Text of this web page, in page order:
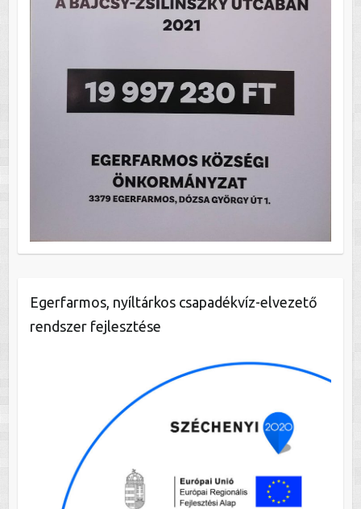
Egerfarmos, nyíltárkos csapadékvíz-elvezető
rendszer fejlesztése